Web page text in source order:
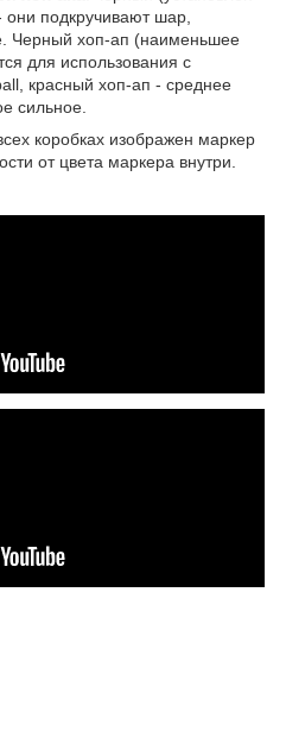
подкручивают шар,
Черный хоп-ап (наименьшее
для использования с
красный хоп-ап - среднее
сильное.
коробках изображен маркер
от цвета маркера внутри.